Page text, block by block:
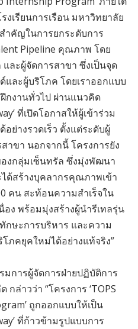
เรียนการเรือน มหาวิทยาลัย
ำคัญในการยกระดับการ
Pipeline คุณภาพ โดย
ละผู้จัดการสาขา ซึ่งเป็นจุด
ละผู้บริโภค โดยเราออกแบบ
กงานทั่วไป ผ่านแนวคิด
ที่เปิดโอกาสให้ผู้เข้าร่วม
ย่างรวดเร็ว ตั้งแต่ระดับผู้
าขา นอกจากนี้ โครงการยัง
งกลุ่มเซ็นทรัล ซึ่งมุ่งพัฒนา
ด้สร้างบุคลากรคุณภาพเข้า
คน สะท้อนความสำเร็จใน
ง พร้อมมุ่งสร้างผู้นำรีเทลรุ่น
กษะการบริหาร และความ
ภคยุคใหม่ได้อย่างแท้จริง”
มการผู้จัดการฝ่ายปฏิบัติการ
ล่าวว่า “โครงการ ‘TOPS
ถูกออกแบบให้เป็น
ที่ก้าวข้ามรูปแบบการ